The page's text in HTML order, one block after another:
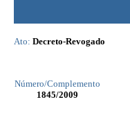
Ato: Decreto-Revogado
Número/Complemento
1845/2009